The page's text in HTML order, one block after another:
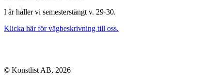
I år håller vi semesterstängt v. 29-30.
Klicka här för vägbeskrivning till oss.
© Konstlist AB, 2026